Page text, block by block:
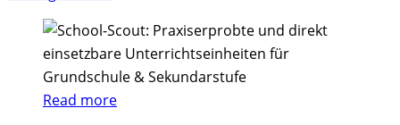
Read more